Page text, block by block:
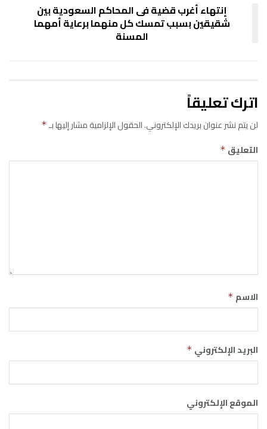
إنتهاء أغرب قضية فى المحاكم السعودية بين
شقيقين بسبب تمسك كل منهما برعاية أمهما
المسنة
اترك تعليقاً
لن يتم نشر عنوان بريدك الإلكتروني.الحقول الإلزامية مشار إليها بـ*
التعليق *
الاسم *
البريد الإلكتروني *
الموقع الإلكتروني